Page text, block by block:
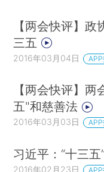
【两会快评】
三五
2016年03月04日
【两会快评】两
五"和慈善法
2016年03月03日
习近平：“十三
2016年02月23日